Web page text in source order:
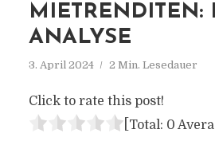
MIETRENDITEN:
ANALYSE
3. April 2024 2 Min. Lesedauer
Click to rate this post!
[Total: 0